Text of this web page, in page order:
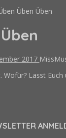
Üben Üben
2017
Lasst Euch